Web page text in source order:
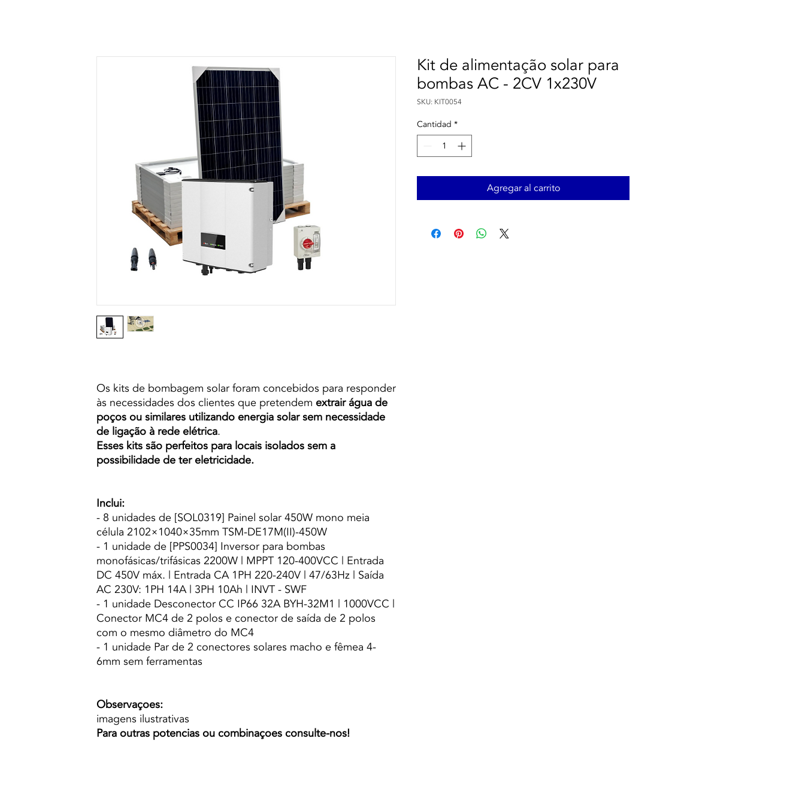
Os kits de bombagem solar foram concebidos para responder
às necessidades dos clientes que pretendem extrair água de
poços ou similares utilizando energia solar sem necessidade
de ligação à rede elétrica.
Esses kits são perfeitos para locais isolados sem a
possibilidade de ter eletricidade.
Inclui:
- 8 unidades de [SOL0319] Painel solar 450W mono meia
célula 2102×1040×35mm TSM-DE17M(II)-450W
- 1 unidade de [PPS0034] Inversor para bombas
monofásicas/trifásicas 2200W | MPPT 120-400VCC | Entrada
DC 450V máx. | Entrada CA 1PH 220-240V | 47/63Hz | Saída
AC 230V: 1PH 14A | 3PH 10Ah | INVT - SWF
- 1 unidade Desconector CC IP66 32A BYH-32M1 | 1000VCC |
Conector MC4 de 2 polos e conector de saída de 2 polos
com o mesmo diâmetro do MC4
- 1 unidade Par de 2 conectores solares macho e fêmea 4-
6mm sem ferramentas
Observaçoes:
imagens ilustrativas
Para outras potencias ou combinaçoes consulte-nos!
Kit de alimentação solar para
bombas AC - 2CV 1x230V
SKU: KIT0054
Cantidad *
Agregar al carrito